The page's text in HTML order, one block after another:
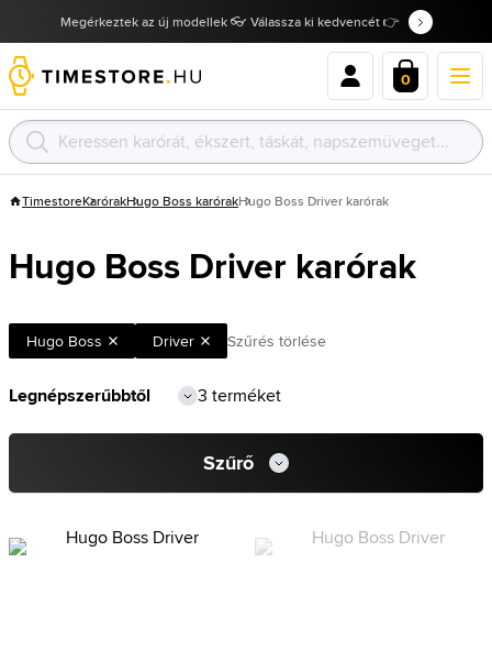
Megérkeztek az új modellek 👓 Válassza ki kedvencét 👉
0
TimestoreKarórakHugo Boss karórakHugo Boss Driver karórak
Hugo Boss Driver karórak
Hugo Boss Driver Szűrés törlése
3 terméket
Szűrő